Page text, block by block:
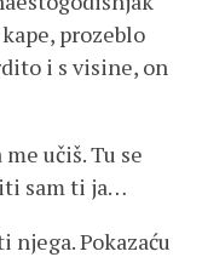
prozeblo
i s visine, on
učiš. Tu se
sam ti ja…
Pokazaću